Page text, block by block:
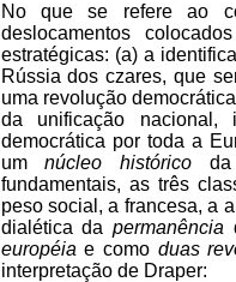
No que se refere ao
deslocamentos
estratégicas: (a) a
Rússia dos czares, que
uma revolução
da unificação nacional,
democrática por toda a
umnúcleo histórico da
fundamentais, as três
peso social, a francesa, a
dialética dapermanência
européia e como duas
interpretação de Draper: